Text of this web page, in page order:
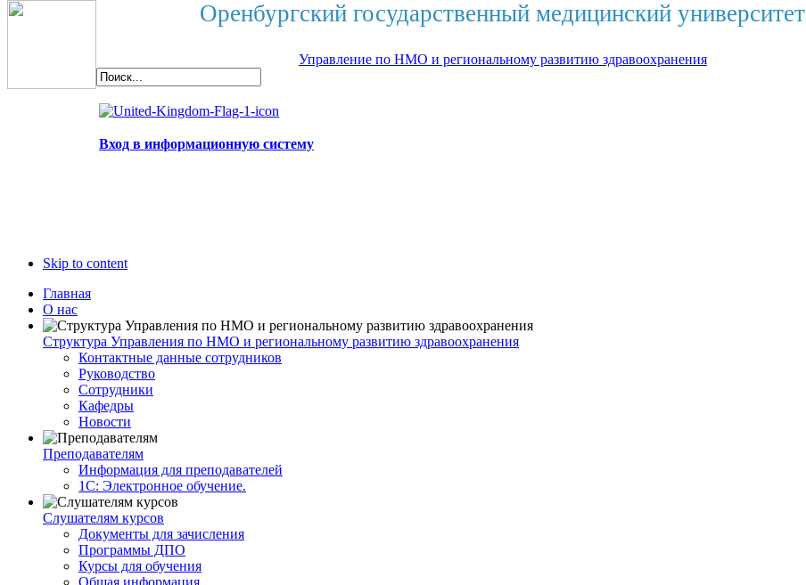
Оренбургский государственный медицинский университет
Управление по НМО и региональному развитию здравоохранения
Вход в информационную систему
Skip to content
Главная
О нас
Структура Управления по НМО и региональному развитию здравоохранения
Контактные данные сотрудников
Руководство
Сотрудники
Кафедры
Новости
Преподавателям
Информация для преподавателей
1С: Электронное обучение.
Слушателям курсов
Документы для зачисления
Программы ДПО
Курсы для обучения
Общая информация